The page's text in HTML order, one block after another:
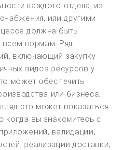
каждого отдела, из
или другими
должна быть
всем нормам. Ряд
включающий закупку
видов ресурсов у
может обеспечить
или бизнеса.
это может показаться
когда вы знакомитесь с
валидации,
реализации доставки,